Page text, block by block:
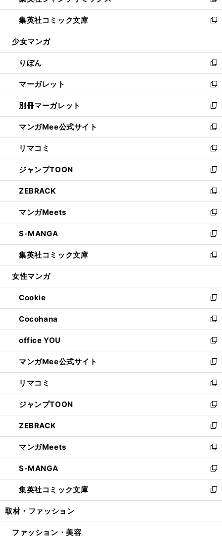
開
く
ウ
で
開
ン
ド
ウ
開
く
ウ
ィ
ン
ウ
で
開
く
し
い
ウ
ン
ド
ウ
で
開
く
集英社コミック文庫
新
し
ウ
ィ
ン
ド
ウ
で
開
く
少女マンガ
りぼん
新
し
い
ウ
ィ
ン
ド
ウ
で
開
く
マーガレット
新
し
い
ウ
ィ
ン
ド
ウ
で
開
く
別冊マーガレット
新
し
い
ウ
ィ
ン
ド
ウ
で
開
く
マンガMee公式サイト
新
し
い
ウ
ィ
ン
ド
ウ
で
開
く
リマコミ
新
し
い
ウ
ィ
ン
ド
ウ
で
開
く
ジャンプTOON
新
し
い
ウ
ィ
ン
ド
ウ
で
開
ZEBRACK
新
し
い
ウ
ィ
ン
ド
ウ
開
く
マンガMeets
新
し
い
ウ
ィ
ン
ウ
で
開
く
S-MANGA
新
し
い
ウ
ン
ド
ウ
で
開
く
集英社コミック文庫
新
し
ウ
ィ
ン
ド
ウ
で
開
く
女性マンガ
Cookie
新
し
い
ウ
ィ
ン
ド
ウ
で
開
く
Cocohana
新
し
い
ウ
ィ
ン
ド
ウ
で
開
く
office YOU
新
し
い
ウ
ィ
ン
ド
ウ
で
開
く
マンガMee公式サイト
新
し
い
ウ
ィ
ン
ド
ウ
で
開
く
リマコミ
新
し
い
ウ
ィ
ン
ド
ウ
で
開
く
ジャンプTOON
新
し
い
ウ
ィ
ン
ド
ウ
で
開
ZEBRACK
新
し
い
ウ
ィ
ン
ド
ウ
開
マンガMeets
新
し
い
ウ
ィ
ン
ウ
S-MANGA
新
し
い
ウ
ン
集英社コミック文庫
新
し
ウ
取材・ファッション
ファッション・美容